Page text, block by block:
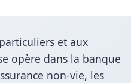
et aux
opère dans la banque
non-vie, les